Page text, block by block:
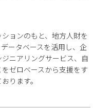
ョンのもと、地方人財を
ータベースを活用し、企
ニアリングサービス、自
ゼロベースから支援をす
ります。